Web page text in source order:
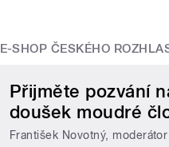
E-SHOP ČESKÉHO
Přijměte pozvání
doušek moudré
František Novotný, moderátor